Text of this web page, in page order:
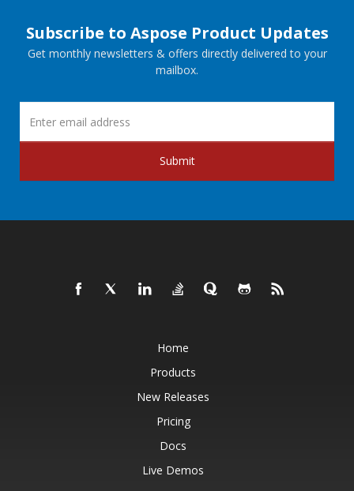
Subscribe to Aspose Product Updates
Get monthly newsletters & offers directly delivered to your
mailbox.
Submit
Home
Products
New Releases
Pricing
Docs
Live Demos